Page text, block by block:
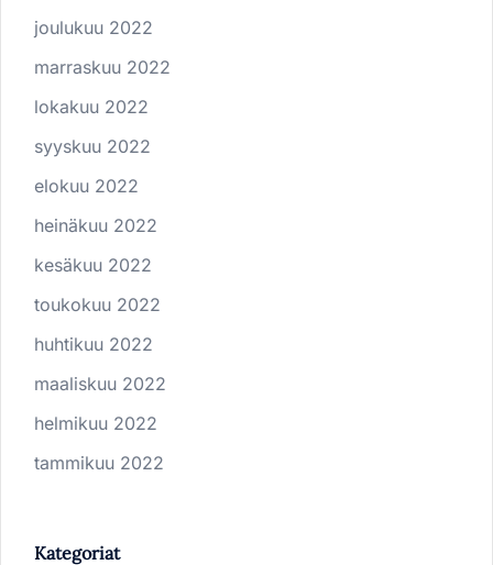
joulukuu 2022
marraskuu 2022
lokakuu 2022
syyskuu 2022
elokuu 2022
heinäkuu 2022
kesäkuu 2022
toukokuu 2022
huhtikuu 2022
maaliskuu 2022
helmikuu 2022
tammikuu 2022
Kategoriat